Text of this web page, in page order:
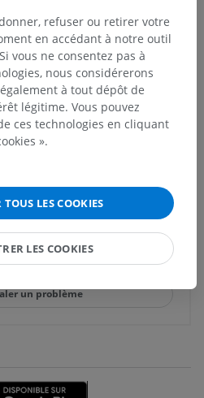
?
une correction, une
de contenu.
un problème
refuser ou retirer votre
en accédant à notre outil
vous ne consentez pas à
nous considérerons
à tout dépôt de
légitime. Vous pouvez
ces technologies en cliquant
».
LES COOKIES
LES COOKIES